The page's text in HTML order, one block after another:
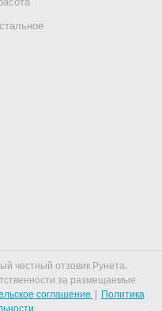
честный отзовик Рунета.
за размещаемые
соглашение
Политика